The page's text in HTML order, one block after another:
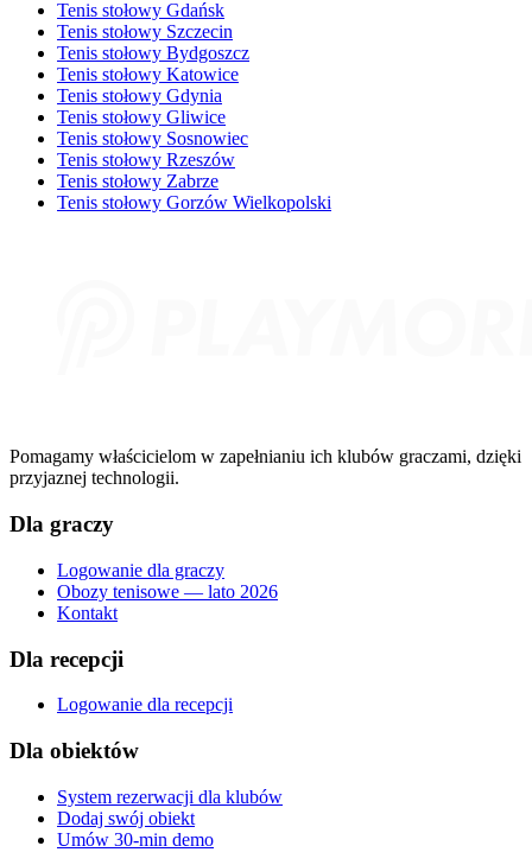
Tenis stołowy Gdańsk
Tenis stołowy Szczecin
Tenis stołowy Bydgoszcz
Tenis stołowy Katowice
Tenis stołowy Gdynia
Tenis stołowy Gliwice
Tenis stołowy Sosnowiec
Tenis stołowy Rzeszów
Tenis stołowy Zabrze
Tenis stołowy Gorzów Wielkopolski
Pomagamy właścicielom w zapełnianiu ich klubów graczami, dzięki
przyjaznej technologii.
Dla graczy
Logowanie dla graczy
Obozy tenisowe — lato 2026
Kontakt
Dla recepcji
Logowanie dla recepcji
Dla obiektów
System rezerwacji dla klubów
Dodaj swój obiekt
Umów 30-min demo